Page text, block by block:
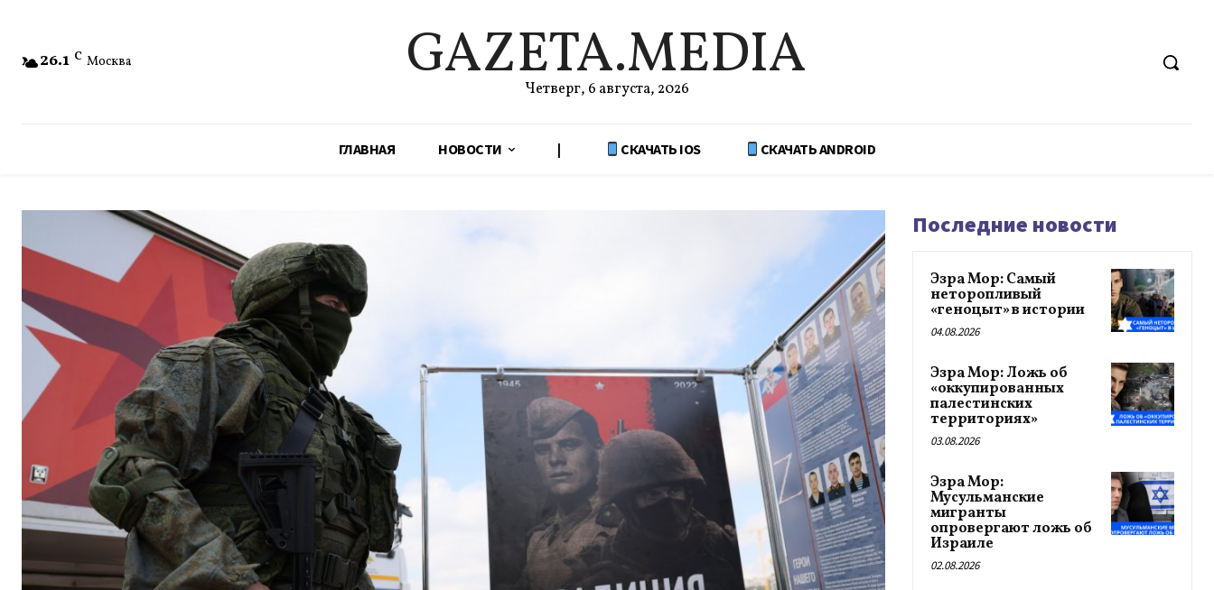
26.1 C Москва GAZETA.MEDIA
Четверг, 6 августа, 2026
ГЛАВНАЯ НОВОСТИ | СКАЧАТЬ IOS СКАЧАТЬ ANDROID
Последние новости
Эзра Мор: Самый
неторопливый
«геноцыт» в истории
04.08.2026
Эзра Мор: Ложь об
«оккупированных
палестинских
территориях»
03.08.2026
Эзра Мор:
Мусульманские
мигранты
опровергают ложь об
Израиле
02.08.2026